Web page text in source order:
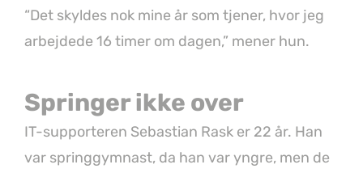
“Det skyldes nok mine år som tjener, hvor jeg
arbejdede 16 timer om dagen,” mener hun.
Springer ikke over
IT-supporteren Sebastian Rask er 22 år. Han
var springgymnast, da han var yngre, men de